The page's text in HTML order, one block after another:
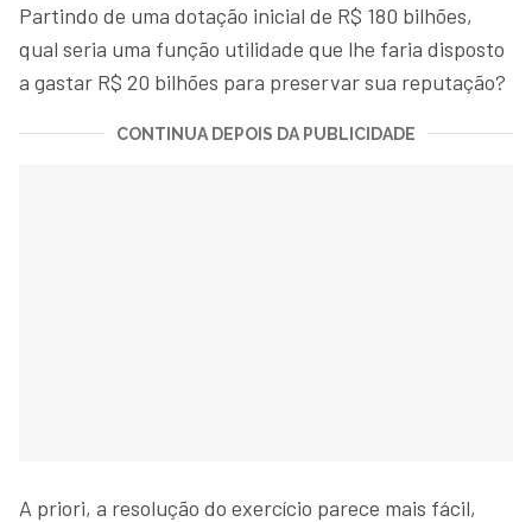
Partindo de uma dotação inicial de R$ 180 bilhões,
qual seria uma função utilidade que lhe faria disposto
a gastar R$ 20 bilhões para preservar sua reputação?
CONTINUA DEPOIS DA PUBLICIDADE
A priori, a resolução do exercício parece mais fácil,